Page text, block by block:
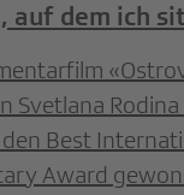
auf dem ich
Svetlana
Best
Award